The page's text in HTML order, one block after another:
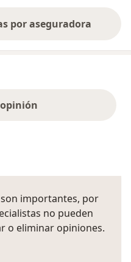
por aseguradora
importantes, por
no pueden
o eliminar opiniones.